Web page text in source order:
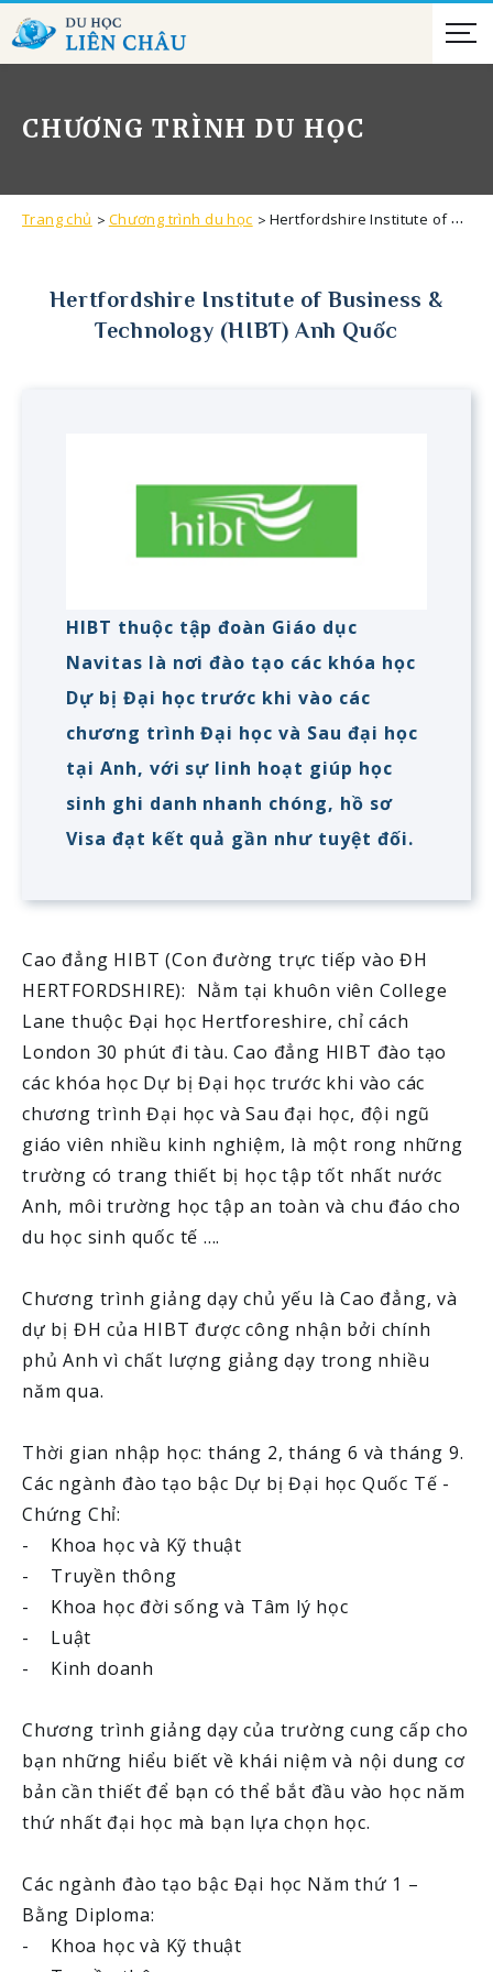
CHƯƠNG TRÌNH DU HỌC
Trang chủ Chương trình du học Hertfordshire Institute of Business & Technology (HIBT) Anh Quốc
Hertfordshire Institute of Business &
Technology (HIBT) Anh Quốc
HIBT thuộc tập đoàn Giáo dục
Navitas là nơi đào tạo các khóa học
Dự bị Đại học trước khi vào các
chương trình Đại học và Sau đại học
tại Anh, với sự linh hoạt giúp học
sinh ghi danh nhanh chóng, hồ sơ
Visa đạt kết quả gần như tuyệt đối.
Cao đẳng HIBT (Con đường trực tiếp vào ĐH
HERTFORDSHIRE): Nằm tại khuôn viên College
Lane thuộc Đại học Hertforeshire, chỉ cách
London 30 phút đi tàu. Cao đẳng HIBT đào tạo
các khóa học Dự bị Đại học trước khi vào các
chương trình Đại học và Sau đại học, đội ngũ
giáo viên nhiều kinh nghiệm, là một rong những
trường có trang thiết bị học tập tốt nhất nước
Anh, môi trường học tập an toàn và chu đáo cho
du học sinh quốc tế ....
Chương trình giảng dạy chủ yếu là Cao đẳng, và
dự bị ĐH của HIBT được công nhận bởi chính
phủ Anh vì chất lượng giảng dạy trong nhiều
năm qua.
Thời gian nhập học: tháng 2, tháng 6 và tháng 9.
Các ngành đào tạo bậc Dự bị Đại học Quốc Tế -
Chứng Chỉ:
- Khoa học và Kỹ thuật
- Truyền thông
- Khoa học đời sống và Tâm lý học
- Luật
- Kinh doanh
Chương trình giảng dạy của trường cung cấp cho
bạn những hiểu biết về khái niệm và nội dung cơ
bản cần thiết để bạn có thể bắt đầu vào học năm
thứ nhất đại học mà bạn lựa chọn học.
Các ngành đào tạo bậc Đại học Năm thứ 1 –
Bằng Diploma:
- Khoa học và Kỹ thuật